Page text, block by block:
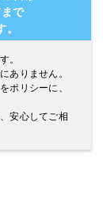
で
。
ありません。
ポリシーに、
安心してご相